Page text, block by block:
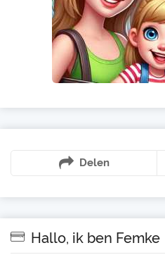
Delen
Hallo, ik ben Femke